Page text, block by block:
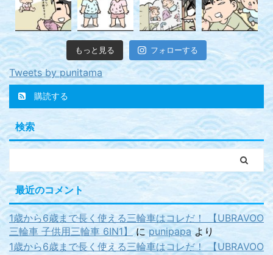
もっと見る フォローする
Tweets by punitama
購読する
検索
最近のコメント
1歳から6歳まで長く使える三輪車はコレだ！ 【UBRAVOO
三輪車 子供用三輪車 6IN1】に punipapa より
1歳から6歳まで長く使える三輪車はコレだ！ 【UBRAVOO